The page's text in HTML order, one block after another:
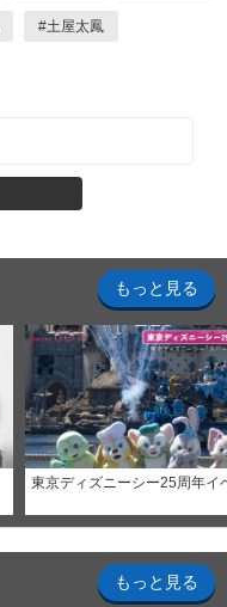
#土屋太鳳
もっと見る
東京ディズニーシー25周年イ
もっと見る